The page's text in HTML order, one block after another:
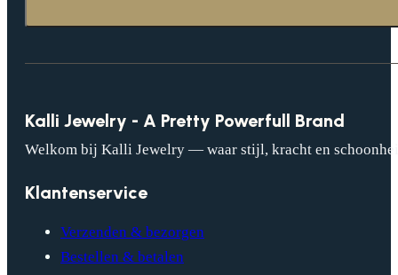
Kalli Jewelry - A Pretty Powerfull Brand
Welkom bij Kalli Jewelry — waar stijl, kracht en
Klantenservice
Verzenden & bezorgen
Bestellen & betalen